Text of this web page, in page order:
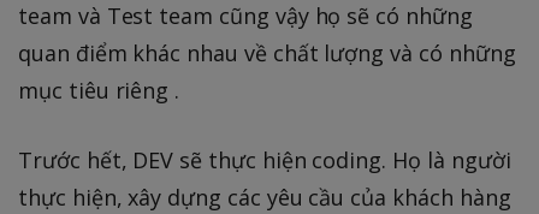
team và Test team cũng vậy họ sẽ có những
quan điểm khác nhau về chất lượng và có những
mục tiêu riêng .
Trước hết, DEV sẽ thực hiện coding. Họ là người
thực hiện, xây dựng các yêu cầu của khách hàng